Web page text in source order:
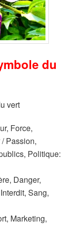
du
vert
Force,
Passion,
Politique:
Danger,
Sang,
Marketing,